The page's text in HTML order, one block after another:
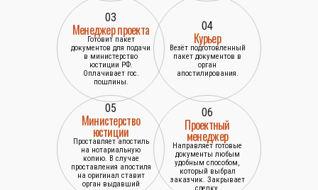
03
Менеджер проекта
Готовит пакет
документов для подачи
в министерство
юстиции РФ.
Оплачивает гос.
пошлины.
04
Курьер
Везёт подготовленный
пакет документов в
орган
апостилирования.
05
Министерство
юстиции
Проставляет апостиль
на нотариальную
копию. В случае
проставления апостиля
на оригинал ставит
орган выдавший
06
Проектный
менеджер
Направляет готовые
документы любым
удобным способом,
который выбрал
заказчик. Закрывает
сделку.